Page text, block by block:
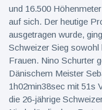
und 16.500
auf sich. Der heutige
ausgetragen wurde,
Schweizer Sieg sowohl
Frauen. Nino Schurter
Dänischem Meister
1h02min38sec mit 51s
die 26-jährige